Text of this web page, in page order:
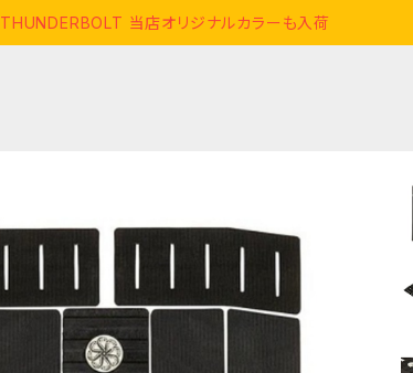
THUNDERBOLT 当店オリジナルカラーも入荷